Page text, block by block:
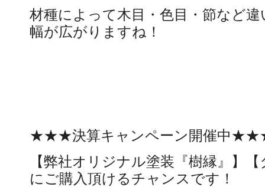
材種によって木目・色目・節など
幅が広がりますね！
★★★決算キャンペーン開催中
【弊社オリジナル塗装『樹縁』】
にご購入頂けるチャンスです！